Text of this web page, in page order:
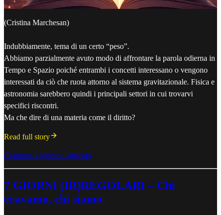
(Cristina Marchesan)
Indubbiamente, tema di un certo “peso”.
Abbiamo parzialmente avuto modo di affrontare la parola odierna in
Tempo e Spazio poiché entrambi i concetti interessano o vengono
interessati da ciò che ruota attorno al sistema gravitazionale. Fisica e
astronomia sarebbero quindi i principali settori in cui trovarvi
specifici riscontri.
Ma che dire di una materia come il diritto?
Read full story
Continua a leggere l'articolo
7 GIORNI (IR)REGOLARI – Chi
eravamo, chi siamo